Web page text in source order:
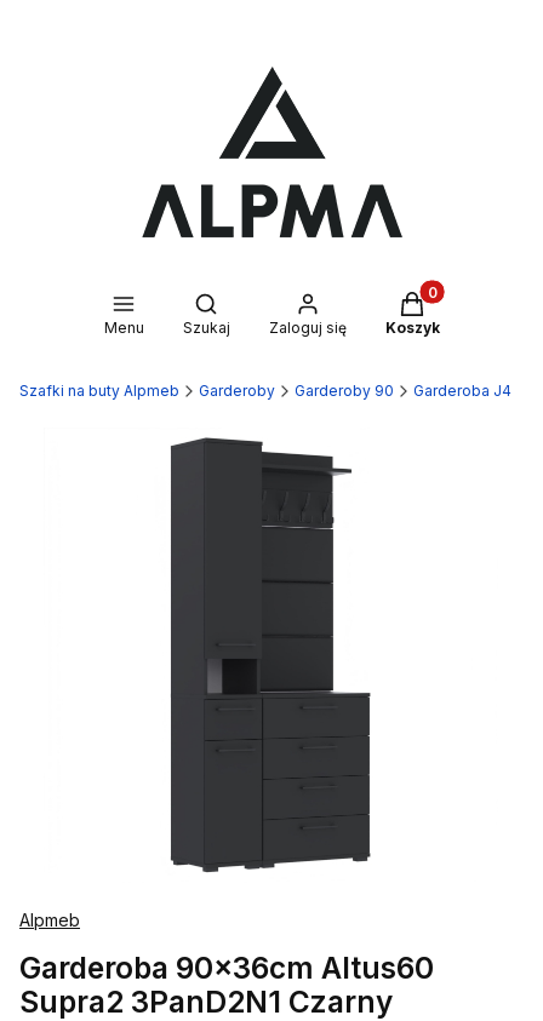
Menu
Otwórz wyszukiwarkę
Szukaj Zaloguj się
Produkty w
Koszyk
Szafki na buty Alpmeb Garderoby Garderoby 90 Garderoba J4
Alpmeb
Garderoba 90x36cm Altus60
Supra2 3PanD2N1 Czarny